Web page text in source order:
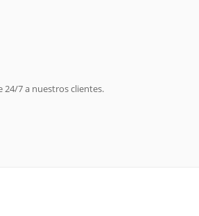
7 a nuestros clientes.